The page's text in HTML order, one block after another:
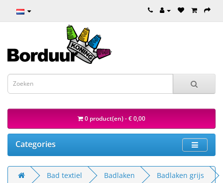
0 product(en) - € 0,00
Categories
Bad textiel Badlaken Badlaken grijs